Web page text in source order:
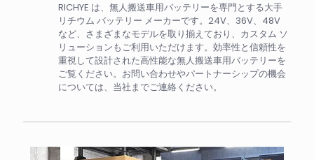
RICHYE は、無人搬送車用バッテリーを専門とする大手
リチウム バッテリー メーカーです。24V、36V、48V
など、さまざまなモデルを取り揃えており、カスタム ソ
リューションもご利用いただけます。効率性と信頼性を
重視して設計された高性能な無人搬送車用バッテリーを
ご覧ください。お問い合わせやパートナーシップの機会
については、当社までご連絡ください。